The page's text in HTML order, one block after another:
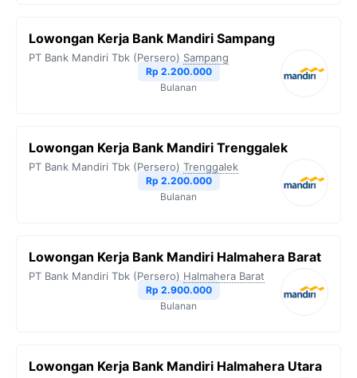
Lowongan Kerja Bank Mandiri Sampang
PT Bank Mandiri Tbk (Persero) Sampang
Rp 2.200.000
Bulanan
Lowongan Kerja Bank Mandiri Trenggalek
PT Bank Mandiri Tbk (Persero) Trenggalek
Rp 2.200.000
Bulanan
Lowongan Kerja Bank Mandiri Halmahera Barat
PT Bank Mandiri Tbk (Persero) Halmahera Barat
Rp 2.900.000
Bulanan
Lowongan Kerja Bank Mandiri Halmahera Utara